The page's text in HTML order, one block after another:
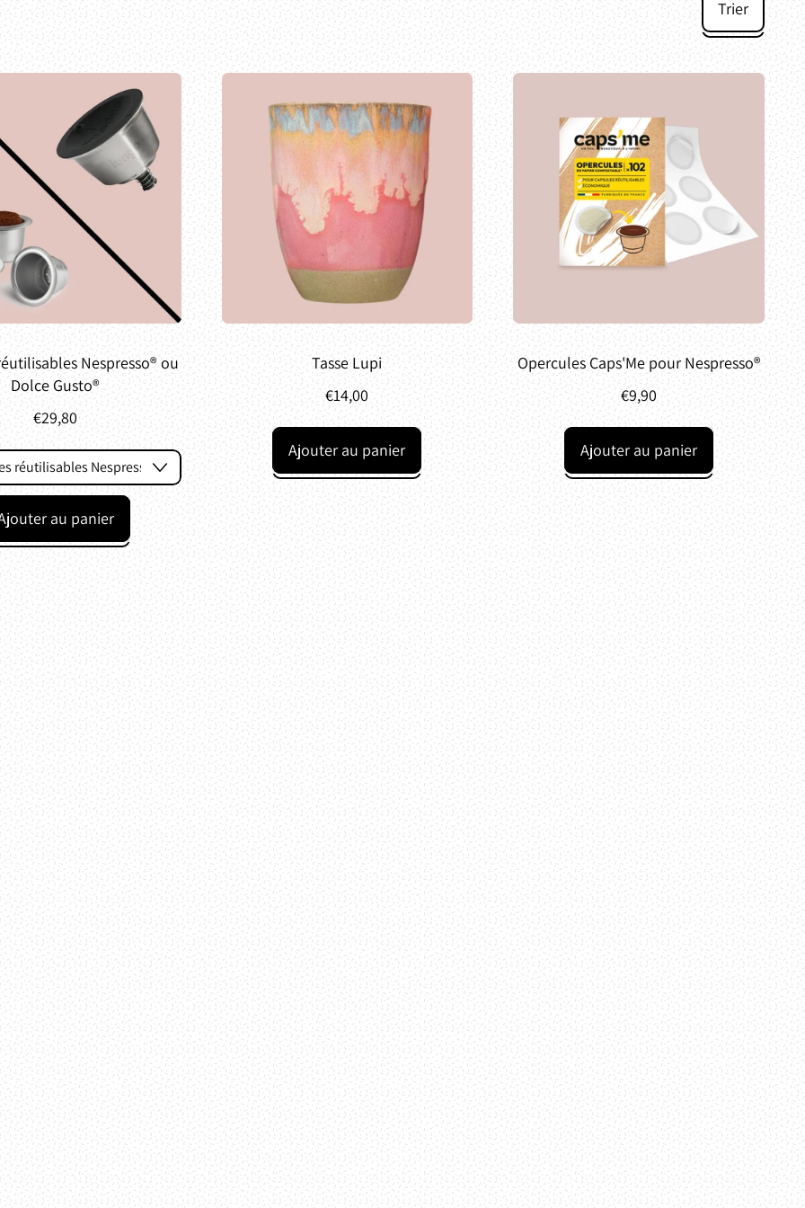
Trier
Nespresso® ou
Dolce Gusto®
€29,80
Prix de vente
au panier
,
Capsules
réutilisables
Nespresso®
ou
Dolce
Gusto®
Tasse Lupi
€14,00
Prix normal
Ajouter au panier
,
Tasse
Lupi
Opercules Caps'Me pour Nespresso®
€9,90
Prix normal
Ajouter au panier
,
Opercules
Caps'Me
pour
Nespresso®